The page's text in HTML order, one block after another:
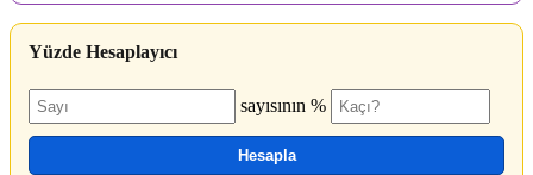
Yüzde Hesaplayıcı
sayısının %
Hesapla